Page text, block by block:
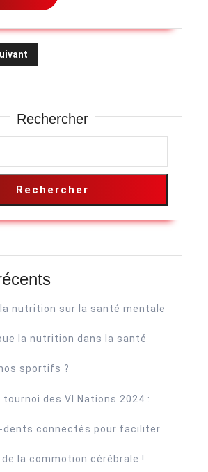
SAVOIR
Rechercher
Rechercher
nutrition sur la santé mentale
la nutrition dans la santé
sportifs ?
tournoi des VI Nations 2024 :
dents connectés pour faciliter
la commotion cérébrale !